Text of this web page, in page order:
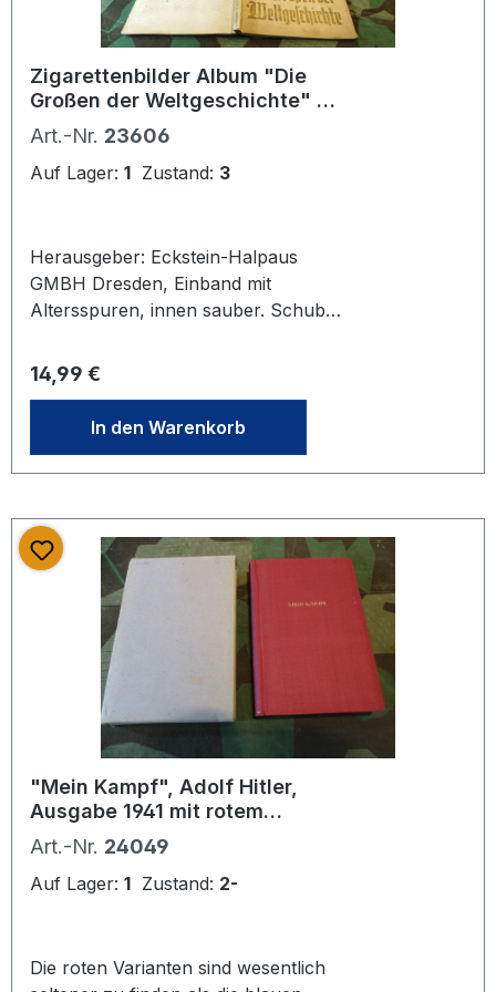
Zigarettenbilder Album "Die
Großen der Weltgeschichte" mit
Schuber
Art.-Nr. 23606
Auf Lager: 1 Zustand: 3
Herausgeber: Eckstein-Halpaus
GMBH Dresden, Einband mit
Altersspuren, innen sauber. Schuber
aufgerissen. - Zustand siehe Fotos.
Fehlbild Nr. 79 Maria Theresia
Regulärer Preis:
14,99 €
In den Warenkorb
"Mein Kampf", Adolf Hitler,
Ausgabe 1941 mit rotem
Leineneinband mit original
Schuber
Art.-Nr. 24049
Auf Lager: 1 Zustand: 2-
Die roten Varianten sind wesentlich